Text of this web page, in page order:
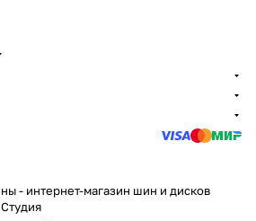
- интернет-магазин шин и дисков